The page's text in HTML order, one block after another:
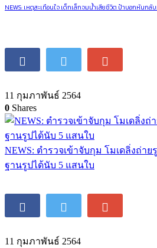
NEWS: เหตุสะเทือนใจ เด็กเล็กจมน้ำเสียชีวิต ป้าบอกหันกลั
11 กุมภาพันธ์ 2564
0 Shares
NEWS: ตำรวจเข้าจับกุม โมเดลิ่งถ่า
ฐานรูปได้นับ 5 แสนใบ
11 กุมภาพันธ์ 2564